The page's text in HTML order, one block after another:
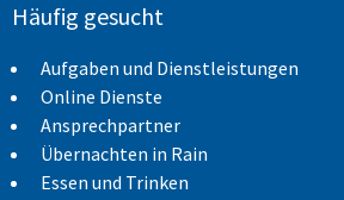
Häufig gesucht
Aufgaben und Dienstleistungen
Online Dienste
Ansprechpartner
Übernachten in Rain
Essen und Trinken